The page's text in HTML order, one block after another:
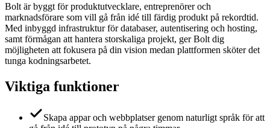
Bolt är byggt för produktutvecklare, entreprenörer och
marknadsförare som vill gå från idé till färdig produkt på rekordtid.
Med inbyggd infrastruktur för databaser, autentisering och hosting,
samt förmågan att hantera storskaliga projekt, ger Bolt dig
möjligheten att fokusera på din vision medan plattformen sköter det
tunga kodningsarbetet.
Viktiga funktioner
Skapa appar och webbplatser genom naturligt språk för att